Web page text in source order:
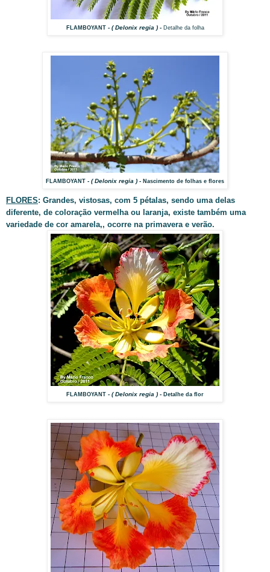
FLAMBOYANT- ( Delonix regia ) - Detalhe da folha
FLAMBOYANT - ( Delonix regia ) - Nascimento de folhas e flores
FLORES: Grandes, vistosas, com 5 pétalas, sendo uma delas
diferente, de coloração vermelha ou laranja, existe também uma
variedade de cor amarela,, ocorre na primavera e verão.
FLAMBOYANT - ( Delonix regia ) - Detalhe da flor